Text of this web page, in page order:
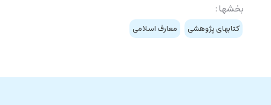
بخشها :
کتابهای پژوهشی معارف اسلامی